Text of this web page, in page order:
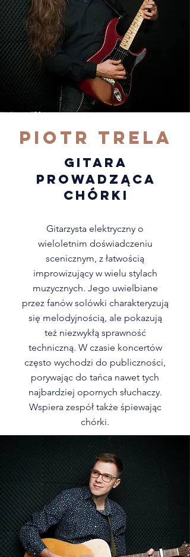
Piotr Trela
GITARA
PROWADZĄCA
CHÓRKI
Gitarzysta elektryczny o
wieloletnim doświadczeniu
scenicznym, z łatwością
improwizujący w wielu stylach
muzycznych. Jego uwielbiane
przez fanów solówki charakteryzują
się melodyjnością, ale pokazują
też niezwykłą sprawność
techniczną. W czasie koncertów
często wychodzi do publiczności,
porywając do tańca nawet tych
najbardziej opornych słuchaczy.
Wspiera zespół także śpiewając
chórki.